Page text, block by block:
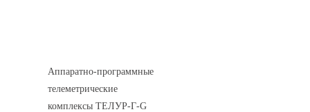
Аппаратно-программные
телеметрические
комплексы ТЕЛУР-Г-G